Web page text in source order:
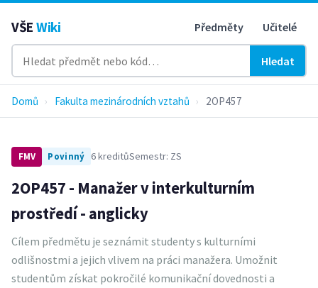
VŠE Wiki Předměty Učitelé
Hledat
Domů › Fakulta mezinárodních vztahů › 2OP457
FMV Povinný 6 kreditůSemestr: ZS
2OP457 - Manažer v interkulturním
prostředí - anglicky
Cílem předmětu je seznámit studenty s kulturními
odlišnostmi a jejich vlivem na práci manažera. Umožnit
studentům získat pokročilé komunikační dovednosti a